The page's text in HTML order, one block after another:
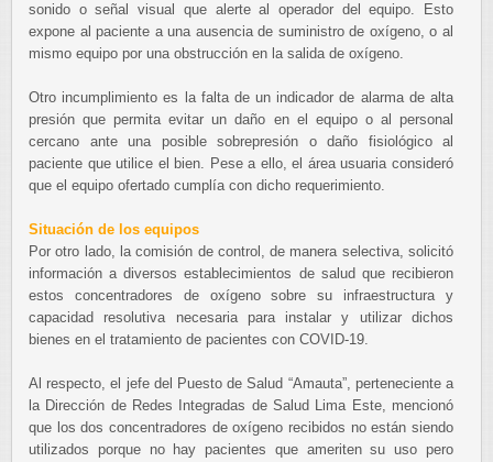
sonido o señal visual que alerte al operador del equipo. Esto
expone al paciente a una ausencia de suministro de oxígeno, o al
mismo equipo por una obstrucción en la salida de oxígeno.
Otro incumplimiento es la falta de un indicador de alarma de alta
presión que permita evitar un daño en el equipo o al personal
cercano ante una posible sobrepresión o daño fisiológico al
paciente que utilice el bien. Pese a ello, el área usuaria consideró
que el equipo ofertado cumplía con dicho requerimiento.
Situación de los equipos
Por otro lado, la comisión de control, de manera selectiva, solicitó
información a diversos establecimientos de salud que recibieron
estos concentradores de oxígeno sobre su infraestructura y
capacidad resolutiva necesaria para instalar y utilizar dichos
bienes en el tratamiento de pacientes con COVID-19.
Al respecto, el jefe del Puesto de Salud “Amauta”, perteneciente a
la Dirección de Redes Integradas de Salud Lima Este, mencionó
que los dos concentradores de oxígeno recibidos no están siendo
utilizados porque no hay pacientes que ameriten su uso pero